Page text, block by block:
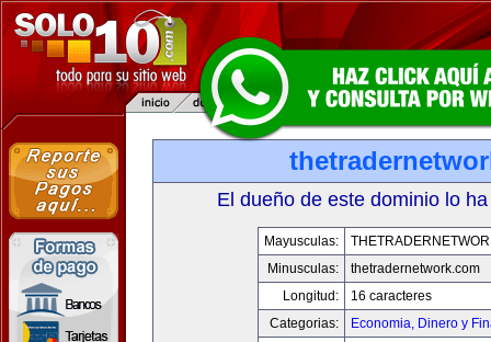
El dueño de este dominio lo
Mayusculas:
Minusculas:
thetradernetwork.com
Longitud:
16 caracteres
Categorias:
Economia, Dinero y